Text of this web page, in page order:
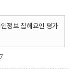
정보 침해요인 평가